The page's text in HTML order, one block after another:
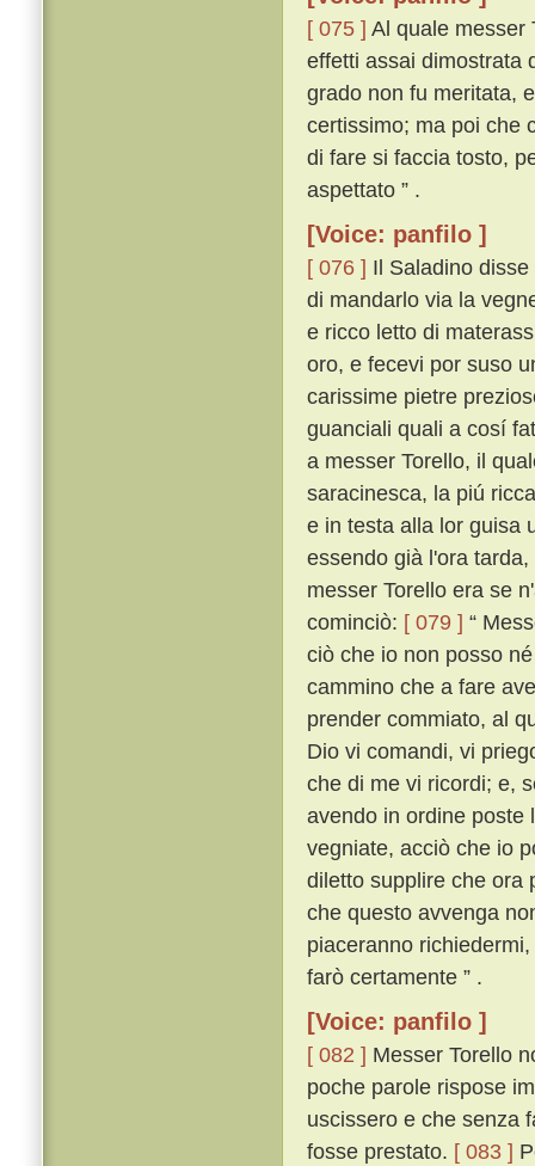
[ 075 ] Al quale messer
effetti assai dimostrata
grado non fu meritata,
certissimo; ma poi che
di fare si faccia tosto,
aspettato ” .
[Voice: panfilo ]
[ 076 ] Il Saladino
di mandarlo via la
e ricco letto di
oro, e fecevi por suso
carissime pietre
guanciali quali a cosí
a messer Torello, il
saracinesca, la piú
e in testa alla lor guisa
essendo già l'ora
messer Torello era se
cominciò: [ 079 ] “
ciò che io non posso
cammino che a fare
prender commiato, al
Dio vi comandi, vi
che di me vi ricordi; e,
avendo in ordine poste
vegniate, acciò che io
diletto supplire che ora
che questo avvenga
piaceranno
farò certamente ” .
[Voice: panfilo ]
[ 082 ] Messer Torello
poche parole rispose
uscissero e che senza
fosse prestato. [ 083 ]